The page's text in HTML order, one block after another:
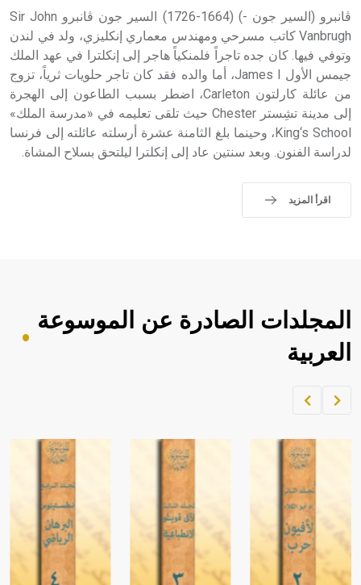
ڤانبرو (السير جون -) (1664-1726) السير جون ڤانبرو Sir John
Vanbrugh كاتب مسرحي ومهندس معماري إنكليزي، ولد في لندن
وتوفي فيها. كان جده تاجراً فلمنكياً هاجر إلى إنكلترا في عهد الملك
جيمس الأول James I، أما والده فقد كان تاجر حلويات ثرياً، تزوج
من عائلة كارلتون Carleton، اضطر بسبب الطاعون إلى الهجرة
إلى مدينة تشِستر Chester حيث تلقى تعليمه في «مدرسة الملك»
King‘s School، وحينما بلغ الثامنة عشرة أرسلته عائلته إلى فرنسا
لدراسة الفنون. وبعد سنتين عاد إلى إنكلترا ليلتحق بسلاح المشاة.
اقرأ المزيد
المجلدات الصادرة عن الموسوعة
العربية